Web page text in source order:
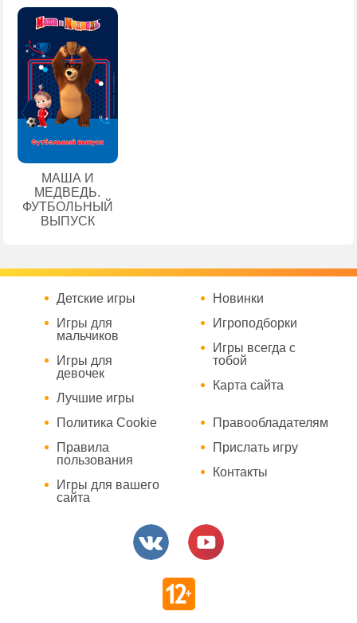
МАША И
МЕДВЕДЬ.
ФУТБОЛЬНЫЙ
ВЫПУСК
Детские игры
Игры для
мальчиков
Игры для
девочек
Лучшие игры
Новинки
Игроподборки
Игры всегда с
тобой
Карта сайта
Политика Cookie
Правила
пользования
Игры для вашего
сайта
Правообладателям
Прислать игру
Контакты